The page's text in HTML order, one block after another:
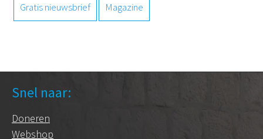
Gratis nieuwsbrief Magazine
Snel naar:
Doneren
Webshop